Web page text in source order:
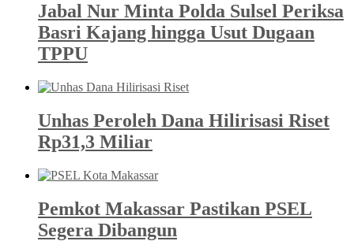
Jabal Nur Minta Polda Sulsel Periksa
Basri Kajang hingga Usut Dugaan
TPPU
Unhas Peroleh Dana Hilirisasi Riset
Rp31,3 Miliar
Pemkot Makassar Pastikan PSEL
Segera Dibangun